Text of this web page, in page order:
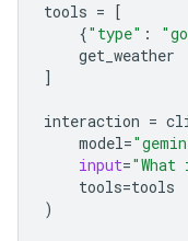
tools =
[
{"type" :
get_weather
]
interaction =
model=
input=
tools=tools
)